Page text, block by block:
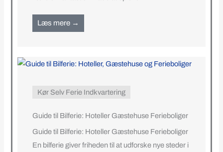
Læs mere →
Kør Selv Ferie Indkvartering
Guide til Bilferie: Hoteller Gæstehuse Ferieboliger
Guide til Bilferie: Hoteller Gæstehuse Ferieboliger
En bilferie giver friheden til at udforske nye steder i